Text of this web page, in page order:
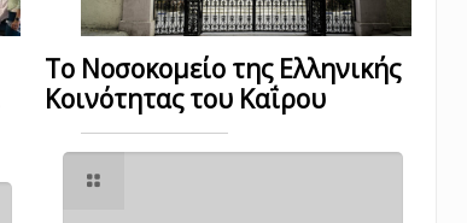
Το Νοσοκομείο της Ελληνικής
Κοινότητας του Καΐρου